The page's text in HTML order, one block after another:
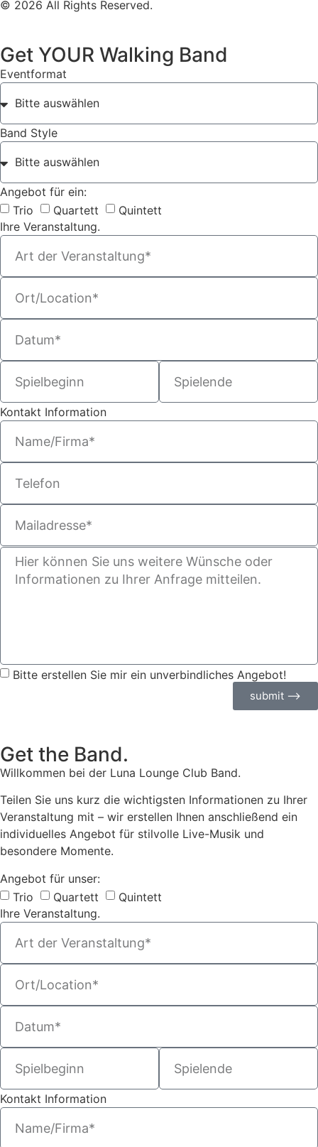
© 2026 All Rights Reserved.
Get YOUR Walking Band
Eventformat
Band Style
Angebot für ein:
Trio
Quartett
Quintett
Ihre Veranstaltung.
Kontakt Information
Bitte erstellen Sie mir ein unverbindliches Angebot!
submit ⟶
Get the Band.
Willkommen bei der Luna Lounge Club Band.
Teilen Sie uns kurz die wichtigsten Informationen zu Ihrer
Veranstaltung mit – wir erstellen Ihnen anschließend ein
individuelles Angebot für stilvolle Live-Musik und
besondere Momente.
Angebot für unser:
Trio
Quartett
Quintett
Ihre Veranstaltung.
Kontakt Information